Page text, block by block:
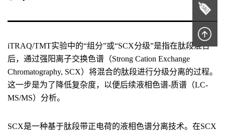
iTRAQ/TMT实验中的“组分”或“SCX分级”是指在肽段混合
后，通过强阳离子交换色谱（Strong Cation Exchange
Chromatography, SCX）将混合的肽段进行分级分离的过程。
这一步是为了降低复杂度，以便后续液相色谱-质谱（LC-
MS/MS）分析。
SCX是一种基于肽段带正电荷的液相色谱分离技术。在SCX